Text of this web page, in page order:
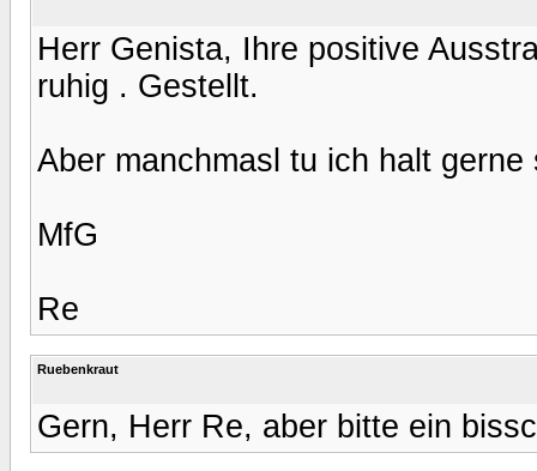
Herr Genista, Ihre positive
ruhig . Gestellt.
Aber manchmasl tu ich halt
MfG
Re
Ruebenkraut
Gern, Herr Re, aber bitte ein